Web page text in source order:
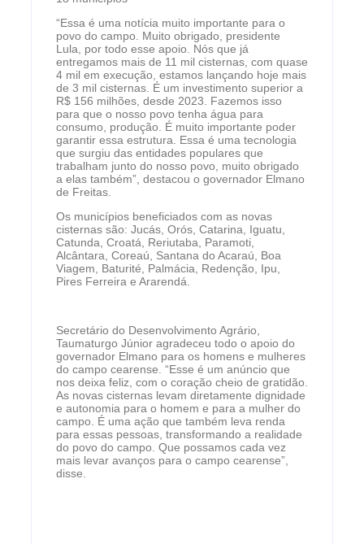
“Essa é uma notícia muito importante para o
povo do campo. Muito obrigado, presidente
Lula, por todo esse apoio. Nós que já
entregamos mais de 11 mil cisternas, com quase
4 mil em execução, estamos lançando hoje mais
de 3 mil cisternas. É um investimento superior a
R$ 156 milhões, desde 2023. Fazemos isso
para que o nosso povo tenha água para
consumo, produção. É muito importante poder
garantir essa estrutura. Essa é uma tecnologia
que surgiu das entidades populares que
trabalham junto do nosso povo, muito obrigado
a elas também”, destacou o governador Elmano
de Freitas.
Os municípios beneficiados com as novas
cisternas são: Jucás, Orós, Catarina, Iguatu,
Catunda, Croatá, Reriutaba, Paramoti,
Alcântara, Coreaú, Santana do Acaraú, Boa
Viagem, Baturité, Palmácia, Redenção, Ipu,
Pires Ferreira e Ararendá.
Secretário do Desenvolvimento Agrário,
Taumaturgo Júnior agradeceu todo o apoio do
governador Elmano para os homens e mulheres
do campo cearense. “Esse é um anúncio que
nos deixa feliz, com o coração cheio de gratidão.
As novas cisternas levam diretamente dignidade
e autonomia para o homem e para a mulher do
campo. É uma ação que também leva renda
para essas pessoas, transformando a realidade
do povo do campo. Que possamos cada vez
mais levar avanços para o campo cearense”,
disse.